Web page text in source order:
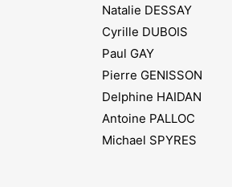
Natalie DESSAY
Cyrille DUBOIS
Paul GAY
Pierre GENISSON
Delphine HAIDAN
Antoine PALLOC
Michael SPYRES